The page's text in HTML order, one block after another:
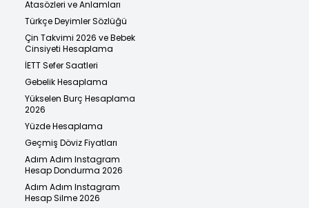
Atasözleri ve Anlamları
Türkçe Deyimler Sözlüğü
Çin Takvimi 2026 ve Bebek
Cinsiyeti Hesaplama
İETT Sefer Saatleri
Gebelik Hesaplama
Yükselen Burç Hesaplama
2026
Yüzde Hesaplama
Geçmiş Döviz Fiyatları
Adım Adım Instagram
Hesap Dondurma 2026
Adım Adım Instagram
Hesap Silme 2026